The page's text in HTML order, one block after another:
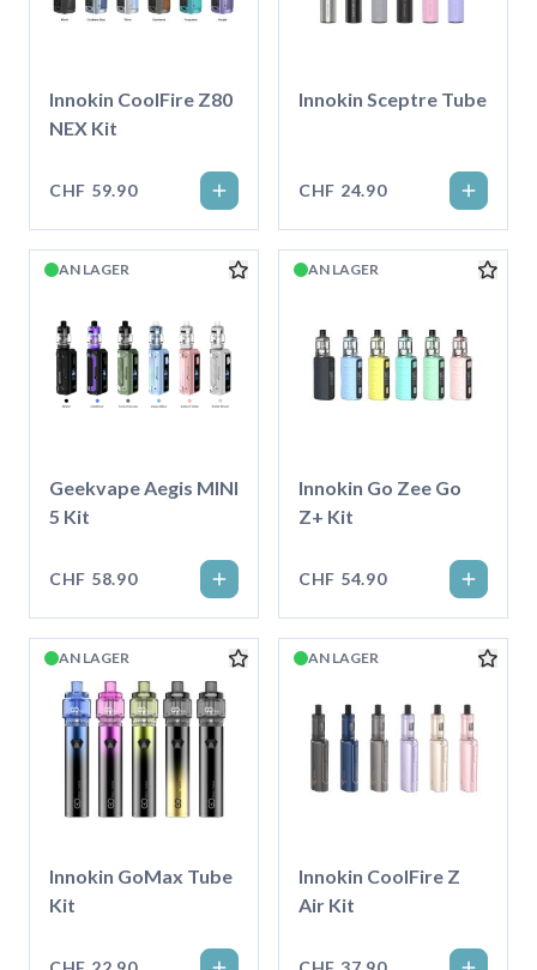
Innokin CoolFire Z80
NEX Kit
CHF 59.90
Innokin Sceptre Tube
CHF 24.90
AN LAGER
Geekvape Aegis MINI
5 Kit
CHF 58.90
AN LAGER
Innokin Go Zee Go
Z+ Kit
CHF 54.90
AN LAGER
Innokin GoMax Tube
Kit
AN LAGER
Innokin CoolFire Z
Air Kit